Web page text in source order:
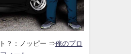
？：ノッピー ⇒俺のプロ